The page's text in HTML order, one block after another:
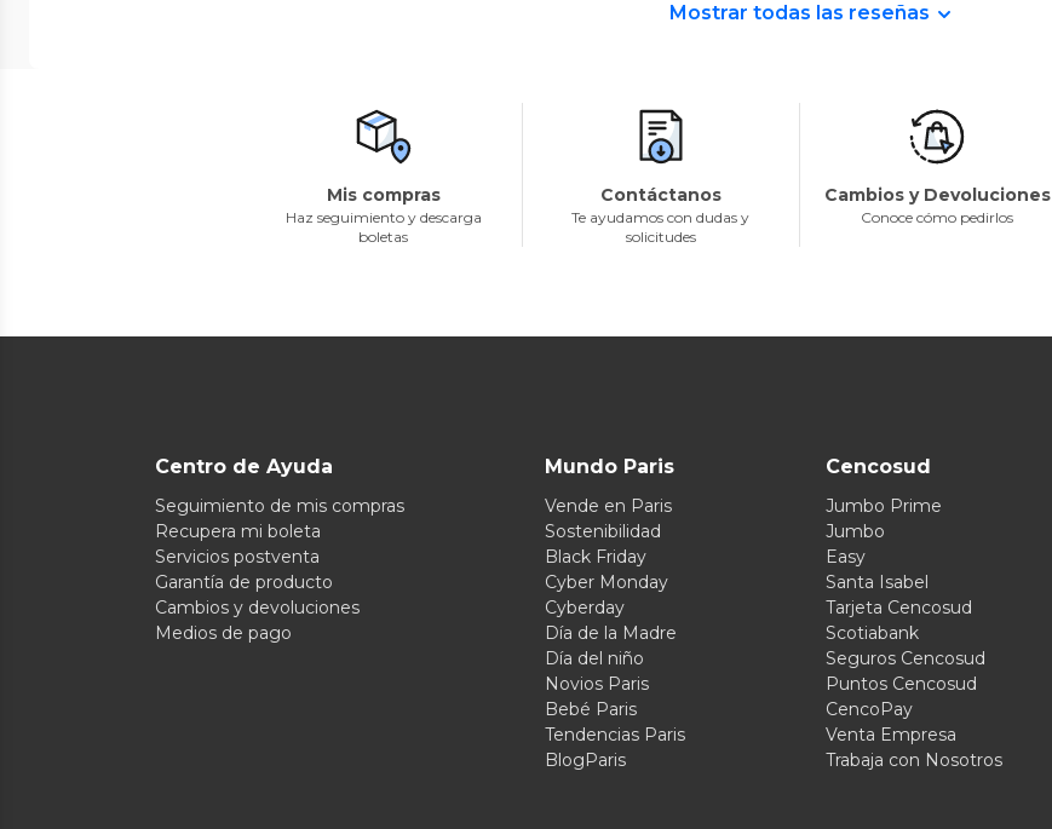
Mostrar todas las reseñas
Mis compras
Haz seguimiento y descarga
boletas
Contáctanos
Te ayudamos con dudas y
solicitudes
Cambios y Devoluciones
Conoce cómo pedirlos
Centro de Ayuda
Seguimiento de mis compras
Recupera mi boleta
Servicios postventa
Garantía de producto
Cambios y devoluciones
Medios de pago
Mundo Paris
Vende en Paris
Sostenibilidad
Black Friday
Cyber Monday
Cyberday
Día de la Madre
Día del niño
Novios Paris
Bebé Paris
Tendencias Paris
BlogParis
Cencosud
Jumbo Prime
Jumbo
Easy
Santa Isabel
Tarjeta Cencosud
Scotiabank
Seguros Cencosud
Puntos Cencosud
CencoPay
Venta Empresa
Trabaja con Nosotros